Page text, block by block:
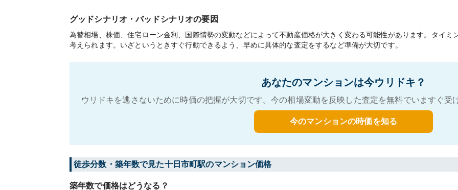
グッドシナリオ・バッドシナリオの要因
為替相場、株価、住宅ローン金利、国際情勢の変動などによって不動産価格が大きく変わる可能性があります。タイミ
考えられます。いざというときすぐ行動できるよう、早めに具体的な査定をするなど準備が大切です。
あなたのマンションは今ウリドキ？
ウリドキを逃さないために時価の把握が大切です。今の相場変動を反映した査定を無料でいますぐ
今のマンションの時価を知る
徒歩分数・築年数で見た十日市町駅のマンション価格
築年数で価格はどうなる？